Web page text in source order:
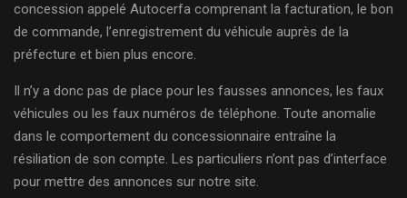
concession appelé Autocerfa comprenant la facturation, le bon
de commande, l’enregistrement du véhicule auprès de la
préfecture et bien plus encore.
Il n’y a donc pas de place pour les fausses annonces, les faux
véhicules ou les faux numéros de téléphone. Toute anomalie
dans le comportement du concessionnaire entraîne la
résiliation de son compte. Les particuliers n’ont pas d’interface
pour mettre des annonces sur notre site.